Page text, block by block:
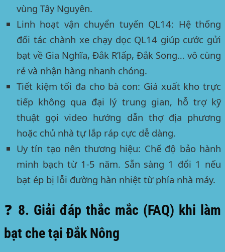
vùng Tây Nguyên.
Linh hoạt vận chuyển tuyến QL14: Hệ thống
đối tác chành xe chạy dọc QL14 giúp cước gửi
bạt về Gia Nghĩa, Đắk R’lấp, Đắk Song… vô cùng
rẻ và nhận hàng nhanh chóng.
Tiết kiệm tối đa cho bà con: Giá xuất kho trực
tiếp không qua đại lý trung gian, hỗ trợ kỹ
thuật gọi video hướng dẫn thợ địa phương
hoặc chủ nhà tự lắp ráp cực dễ dàng.
Uy tín tạo nên thương hiệu: Chế độ bảo hành
minh bạch từ 1-5 năm. Sẵn sàng 1 đổi 1 nếu
bạt ép bị lỗi đường hàn nhiệt từ phía nhà máy.
❓ 8. Giải đáp thắc mắc (FAQ) khi làm
bạt che tại Đắk Nông